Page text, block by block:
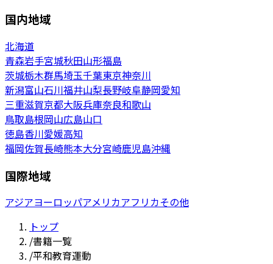
国内地域
北海道
青森岩手宮城秋田山形福島
茨城栃木群馬埼玉千葉東京神奈川
新潟富山石川福井山梨長野岐阜静岡愛知
三重滋賀京都大阪兵庫奈良和歌山
鳥取島根岡山広島山口
徳島香川愛媛高知
福岡佐賀長崎熊本大分宮崎鹿児島沖縄
国際地域
アジアヨーロッパアメリカアフリカその他
トップ
/書籍一覧
/平和教育運動